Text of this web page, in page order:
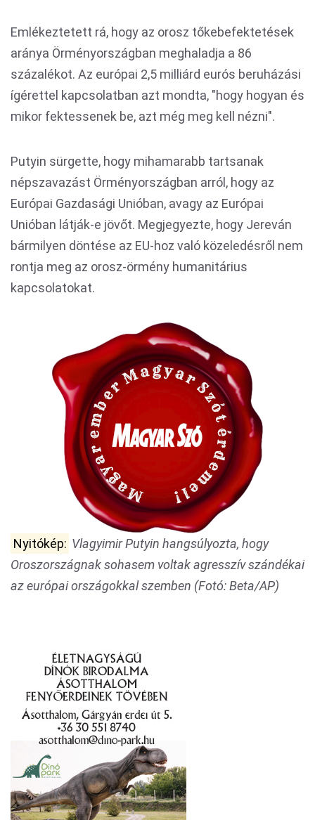
Emlékeztetett rá, hogy az orosz tőkebefektetések
aránya Örményországban meghaladja a 86
százalékot. Az európai 2,5 milliárd eurós beruházási
ígérettel kapcsolatban azt mondta, "hogy hogyan és
mikor fektessenek be, azt még meg kell nézni".
Putyin sürgette, hogy mihamarabb tartsanak
népszavazást Örményországban arról, hogy az
Európai Gazdasági Unióban, avagy az Európai
Unióban látják-e jövőt. Megjegyezte, hogy Jereván
bármilyen döntése az EU-hoz való közeledésről nem
rontja meg az orosz-örmény humanitárius
kapcsolatokat.
Nyitókép: Vlagyimir Putyin hangsúlyozta, hogy
Oroszországnak sohasem voltak agresszív szándékai
az európai országokkal szemben (Fotó: Beta/AP)